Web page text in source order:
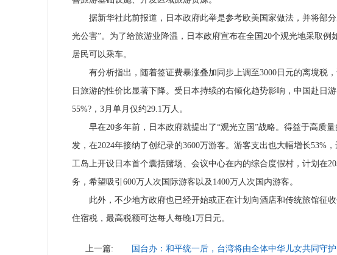
据新华社此前报道，日本政府此举是参考欧美国家做法，并将部分
光公害”。为了给旅游业降温，日本政府宣布在全国20个观光地采取
居民可以乘车。
有分析指出，随着签证费暴涨叠加同步上调至3000日元的离境税
日旅游的性价比显著下降。 受日本持续的右倾化趋势影响，中国赴日
55%?，3月单月仅约29.1万人。
早在20多年前，日本政府就提出了“观光立国”战略。得益于高质
发，在2024年接纳了创纪录的3600万游客。游客支出也大幅增长53%，
工岛上开设日本首个囊括赌场、会议中心在内的综合度假村，计划在
务，希望吸引600万人次国际游客以及1400万人次国内游客。
此外，不少地方政府也已经开始或正在计划向酒店和传统旅馆征
住宿税，最高税额可达每人每晚1万日元。
上一篇:
国台办：和平统一后，台湾将由全体中华儿女共同守